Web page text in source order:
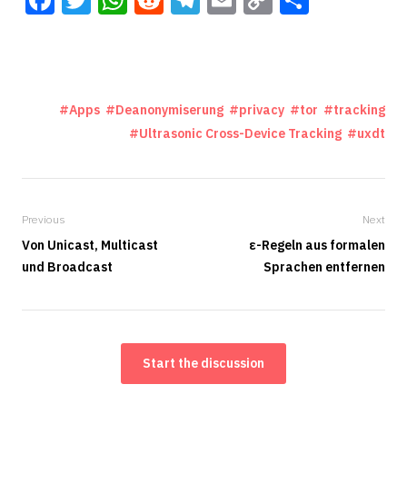
Apps Deanonymiserung privacy tor
tracking
Ultrasonic Cross-Device Tracking
uxdt
Previous
Von Unicast, Multicast
und Broadcast
Next
ε-Regeln aus formalen
Sprachen entfernen
Start the discussion